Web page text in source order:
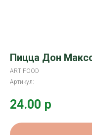
Пицца Дон
ART FOOD
Артикул:
24.00 р